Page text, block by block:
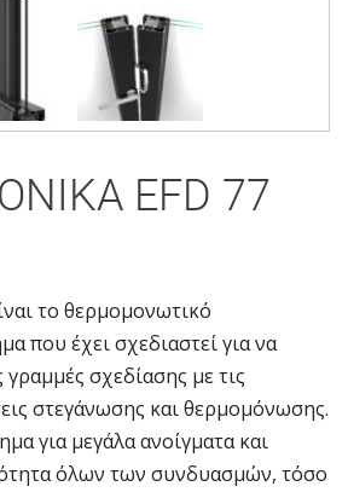
EFD 77
το θερμομονωτικό
που έχει σχεδιαστεί για να
γραμμές σχεδίασης με τις
στεγάνωσης και θερμομόνωσης.
για μεγάλα ανοίγματα και
όλων των συνδυασμών, τόσο